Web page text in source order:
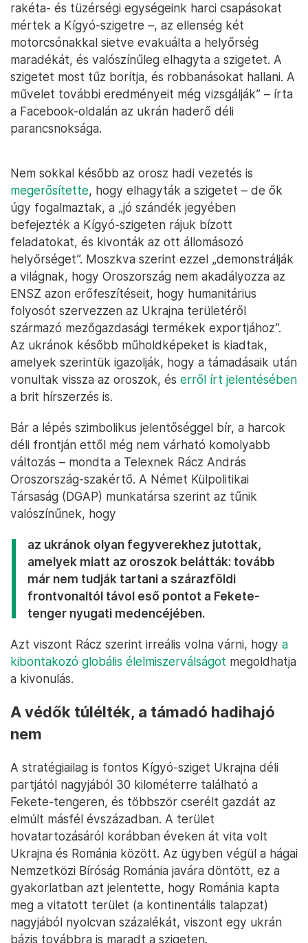
rakéta- és tüzérségi egységeink harci csapásokat
mértek a Kígyó-szigetre –, az ellenség két
motorcsónakkal sietve evakuálta a helyőrség
maradékát, és valószínűleg elhagyta a szigetet. A
szigetet most tűz borítja, és robbanásokat hallani. A
művelet további eredményeit még vizsgálják” – írta
a Facebook-oldalán az ukrán haderő déli
parancsnoksága.
Nem sokkal később az orosz hadi vezetés is
megerősítette, hogy elhagyták a szigetet – de ők
úgy fogalmaztak, a „jó szándék jegyében
befejezték a Kígyó-szigeten rájuk bízott
feladatokat, és kivonták az ott állomásozó
helyőrséget”. Moszkva szerint ezzel „demonstrálják
a világnak, hogy Oroszország nem akadályozza az
ENSZ azon erőfeszítéseit, hogy humanitárius
folyosót szervezzen az Ukrajna területéről
származó mezőgazdasági termékek exportjához”.
Az ukránok később műholdképeket is kiadtak,
amelyek szerintük igazolják, hogy a támadásaik után
vonultak vissza az oroszok, és erről írt jelentésében
a brit hírszerzés is.
Bár a lépés szimbolikus jelentőséggel bír, a harcok
déli frontján ettől még nem várható komolyabb
változás – mondta a Telexnek Rácz András
Oroszország-szakértő. A Német Külpolitikai
Társaság (DGAP) munkatársa szerint az tűnik
valószínűnek, hogy
az ukránok olyan fegyverekhez jutottak,
amelyek miatt az oroszok belátták: tovább
már nem tudják tartani a szárazföldi
frontvonaltól távol eső pontot a Fekete-
tenger nyugati medencéjében.
Azt viszont Rácz szerint irreális volna várni, hogy a
kibontakozó globális élelmiszerválságot megoldhatja
a kivonulás.
A védők túlélték, a támadó hadihajó
nem
A stratégiailag is fontos Kígyó-sziget Ukrajna déli
partjától nagyjából 30 kilométerre található a
Fekete-tengeren, és többször cserélt gazdát az
elmúlt másfél évszázadban. A terület
hovatartozásáról korábban éveken át vita volt
Ukrajna és Románia között. Az ügyben végül a hágai
Nemzetközi Bíróság Románia javára döntött, ez a
gyakorlatban azt jelentette, hogy Románia kapta
meg a vitatott terület (a kontinentális talapzat)
nagyjából nyolcvan százalékát, viszont egy ukrán
bázis továbbra is maradt a szigeten.